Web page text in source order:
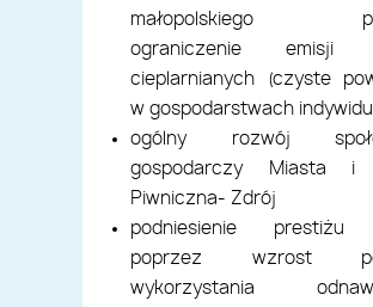
małopolskiego
ograniczenie emisji
cieplarnianych (czyste
w gospodarstwach
ogólny rozwój
gospodarczy Miasta i
Piwniczna- Zdrój
podniesienie prestiżu
poprzez wzrost
wykorzystania